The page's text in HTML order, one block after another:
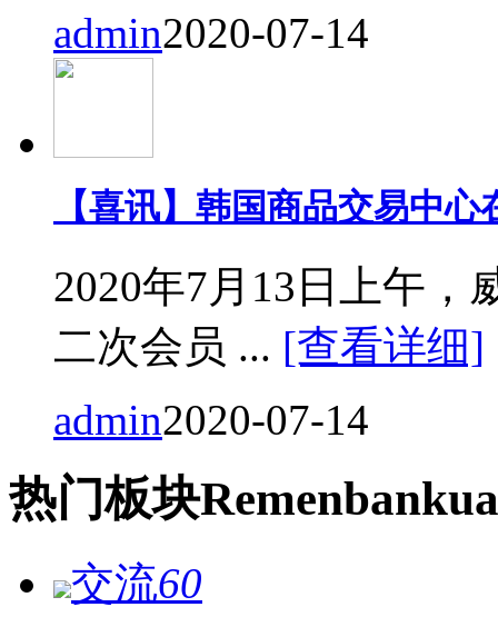
admin2020-07-14
【喜讯】韩国商品交易中
2020年7月13日上午，
二次会员 ... [查看详细]
admin2020-07-14
热门板块Remen
交流60